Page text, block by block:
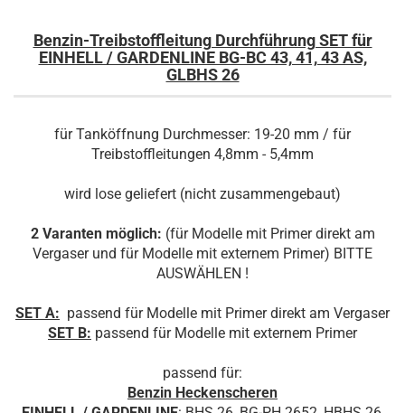
Benzin-Treibstoffleitung Durchführung SET für
EINHELL / GARDENLINE BG-BC 43, 41, 43 AS,
GLBHS 26
für Tanköffnung Durchmesser: 19-20 mm / für
Treibstoffleitungen 4,8mm - 5,4mm
wird lose geliefert (nicht zusammengebaut)
2 Varanten möglich: (für Modelle mit Primer direkt am
Vergaser und für Modelle mit externem Primer) BITTE
AUSWÄHLEN !
SET A: passend für Modelle mit Primer direkt am Vergaser
SET B: passend für Modelle mit externem Primer
passend für:
Benzin Heckenscheren